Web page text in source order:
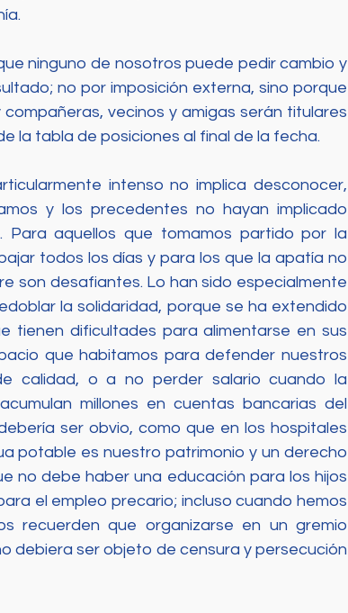
ninguno de nosotros puede pedir cambio y
no por imposición externa, sino porque
vecinos y amigas serán titulares
la tabla de posiciones al final de la fecha.
intenso no implica desconocer,
y los precedentes no hayan implicado
Para aquellos que tomamos partido por la
todos los días y para los que la apatía no
son desafiantes. Lo han sido especialmente
la solidaridad, porque se ha extendido
tienen dificultades para alimentarse en sus
que habitamos para defender nuestros
calidad, o a no perder salario cuando la
millones en cuentas bancarias del
ser obvio, como que en los hospitales
potable es nuestro patrimonio y un derecho
no debe haber una educación para los hijos
el empleo precario; incluso cuando hemos
recuerden que organizarse en un gremio
debiera ser objeto de censura y persecución